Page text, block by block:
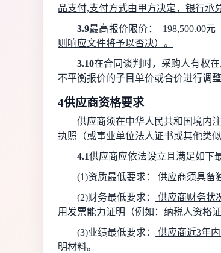
品支付,支付方式由甲方决定，银行承
3.9最高报价限价： 198,500.00元
则响应文件将予以否决）。
3.10在合同谈判时，采购人有权
不平衡报价的子目单价或合价进行调
4供应商资格要求
供应商须在中华人民共和国境内
执照（或事业单位法人证书或其他类
4.1供应商应依法设立且满足如下
(1)资质最低要求： 供应商须具备
(2)财务最低要求： 供应商财务状
用 发票能力证明（例如：纳税人资格
(3)业绩最低要求： 供应商近3年
明材料。